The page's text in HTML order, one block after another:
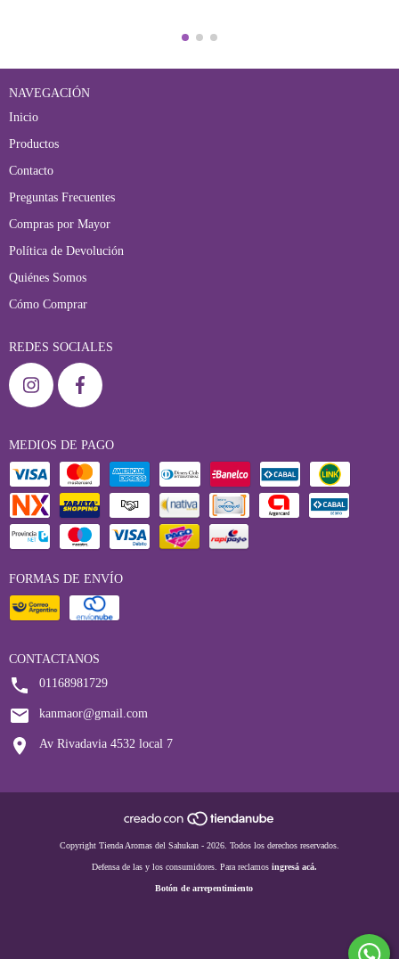
NAVEGACIÓN
Inicio
Productos
Contacto
Preguntas Frecuentes
Compras por Mayor
Política de Devolución
Quiénes Somos
Cómo Comprar
REDES SOCIALES
MEDIOS DE PAGO
FORMAS DE ENVÍO
CONTACTANOS
01168981729
kanmaor@gmail.com
Av Rivadavia 4532 local 7
Copyright Tienda Aromas del Sahukan - 2026. Todos los derechos reservados.
Defensa de las y los consumidores. Para reclamos ingresá acá.
Botón de arrepentimiento